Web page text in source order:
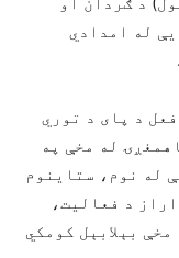
له امدادي
د پای د توري
له مخې په
له نوم، ستاینوم
د فعالیت،
بېلابېل کومکي